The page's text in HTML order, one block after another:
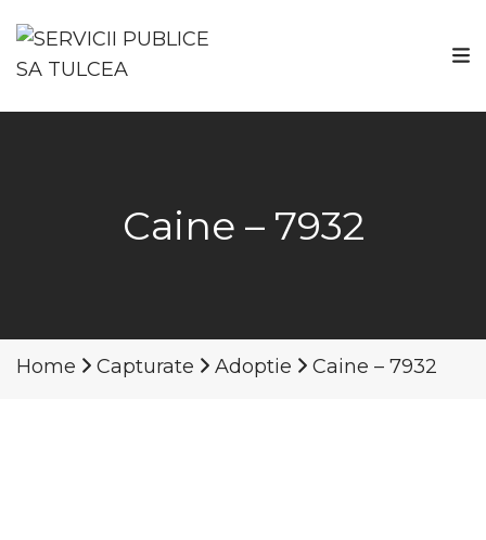
Caine – 7932
Home Capturate Adoptie Caine – 7932